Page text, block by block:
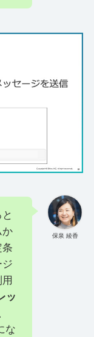
保泉 綾香
か
ッ
な